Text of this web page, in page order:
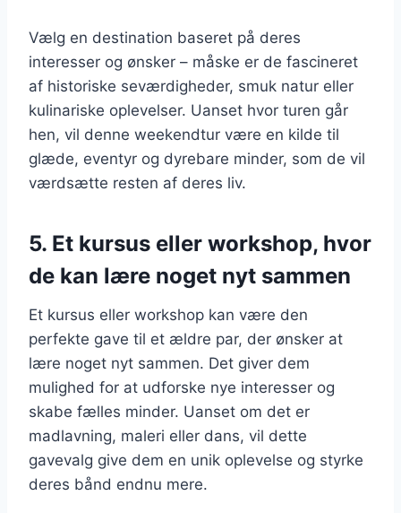
Vælg en destination baseret på deres
interesser og ønsker – måske er de fascineret
af historiske seværdigheder, smuk natur eller
kulinariske oplevelser. Uanset hvor turen går
hen, vil denne weekendtur være en kilde til
glæde, eventyr og dyrebare minder, som de vil
værdsætte resten af deres liv.
5. Et kursus eller workshop, hvor
de kan lære noget nyt sammen
Et kursus eller workshop kan være den
perfekte gave til et ældre par, der ønsker at
lære noget nyt sammen. Det giver dem
mulighed for at udforske nye interesser og
skabe fælles minder. Uanset om det er
madlavning, maleri eller dans, vil dette
gavevalg give dem en unik oplevelse og styrke
deres bånd endnu mere.